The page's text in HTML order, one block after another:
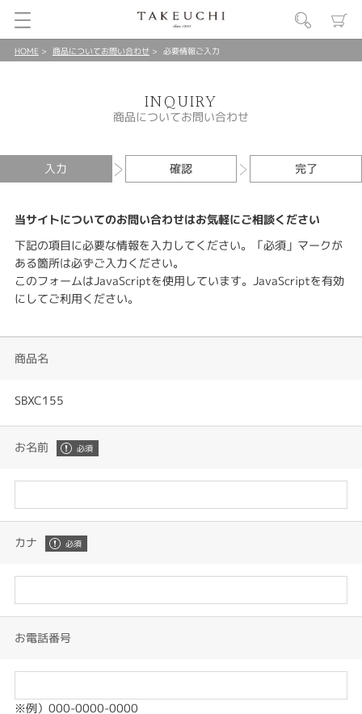
HOME 商品についてお問い合わせ 必要情報ご入力
INQUIRY
商品についてお問い合わせ
入力 確認 完了
当サイトについてのお問い合わせはお気軽にご相談ください
下記の項目に必要な情報を入力してください。「必須」マークが
ある箇所は必ずご入力ください。
このフォームはJavaScriptを使用しています。JavaScriptを有効
にしてご利用ください。
商品名
SBXC155
お名前
カナ
お電話番号
※例）000-0000-0000